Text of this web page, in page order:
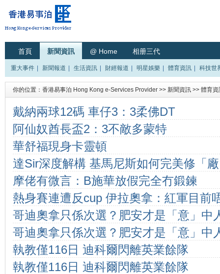
首頁 新聞資訊 @ Home 相册三代
重大事件 新聞報道 生活資訊 財經報道 明星娛樂 體育資訊 科技世
你的位置： 香港易事泊 Hong Kong e-Services Provider >> 新聞資訊 >> 體育資
戴納兩球12碼 車仔3：3柔佛DT
阿仙奴酋長盃2：3不敵多蒙特
華舒福現身卡靈頓
達Sir深度解構 基馬尼斯如何完美修「
摩佬有微言：B施華放假完全冇鍛鍊
熱身賽連遭反cup 伊拉奧拿：紅軍目前
哥迪奧拿只係次選？肥安才是「意」中
哥迪奧拿只係次選？肥安才是「意」中
執教僅116日 迪科爾閃離英業餘隊
執教僅116日 迪科爾閃離英業餘隊